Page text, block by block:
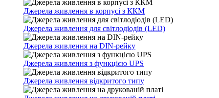
Джерела живлення в корпусі з ККМ
Джерела живлення для світлодіодів (LED)
Джерела живлення на DIN-рейку
Джерела живлення з функцією UPS
Джерела живлення відкритого типу